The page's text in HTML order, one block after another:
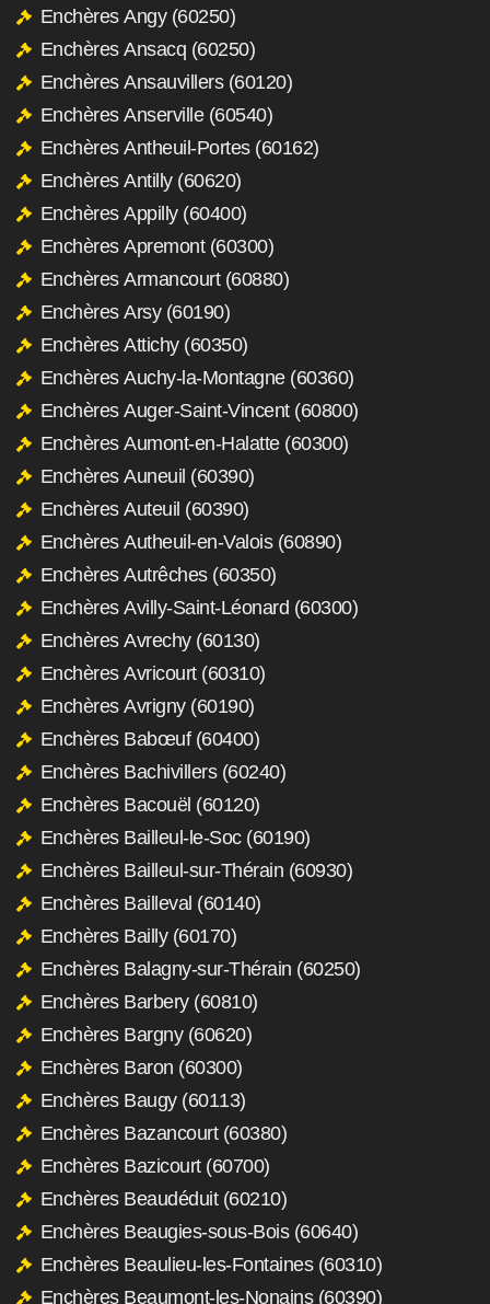
Enchères Angy (60250)
Enchères Ansacq (60250)
Enchères Ansauvillers (60120)
Enchères Anserville (60540)
Enchères Antheuil-Portes (60162)
Enchères Antilly (60620)
Enchères Appilly (60400)
Enchères Apremont (60300)
Enchères Armancourt (60880)
Enchères Arsy (60190)
Enchères Attichy (60350)
Enchères Auchy-la-Montagne (60360)
Enchères Auger-Saint-Vincent (60800)
Enchères Aumont-en-Halatte (60300)
Enchères Auneuil (60390)
Enchères Auteuil (60390)
Enchères Autheuil-en-Valois (60890)
Enchères Autrêches (60350)
Enchères Avilly-Saint-Léonard (60300)
Enchères Avrechy (60130)
Enchères Avricourt (60310)
Enchères Avrigny (60190)
Enchères Babœuf (60400)
Enchères Bachivillers (60240)
Enchères Bacouël (60120)
Enchères Bailleul-le-Soc (60190)
Enchères Bailleul-sur-Thérain (60930)
Enchères Bailleval (60140)
Enchères Bailly (60170)
Enchères Balagny-sur-Thérain (60250)
Enchères Barbery (60810)
Enchères Bargny (60620)
Enchères Baron (60300)
Enchères Baugy (60113)
Enchères Bazancourt (60380)
Enchères Bazicourt (60700)
Enchères Beaudéduit (60210)
Enchères Beaugies-sous-Bois (60640)
Enchères Beaulieu-les-Fontaines (60310)
Enchères Beaumont-les-Nonains (60390)